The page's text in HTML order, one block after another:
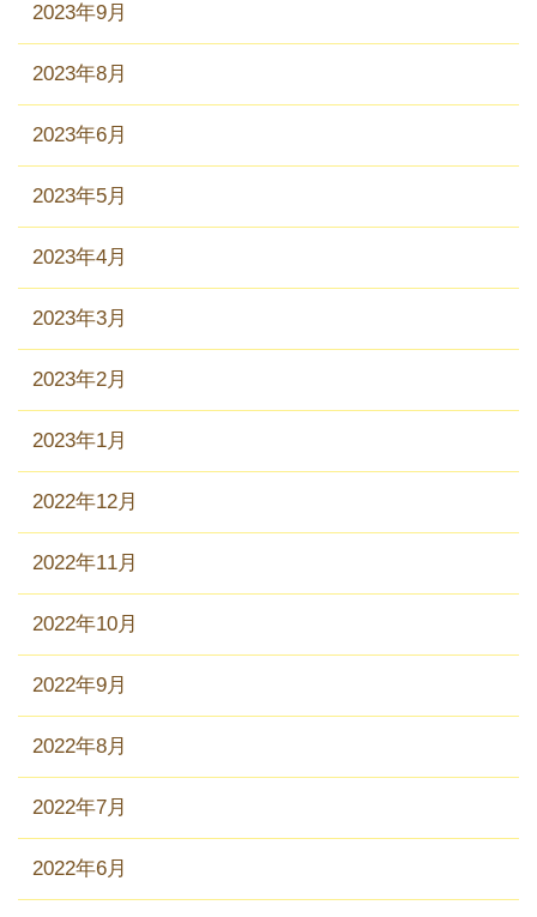
2023年9月
2023年8月
2023年6月
2023年5月
2023年4月
2023年3月
2023年2月
2023年1月
2022年12月
2022年11月
2022年10月
2022年9月
2022年8月
2022年7月
2022年6月